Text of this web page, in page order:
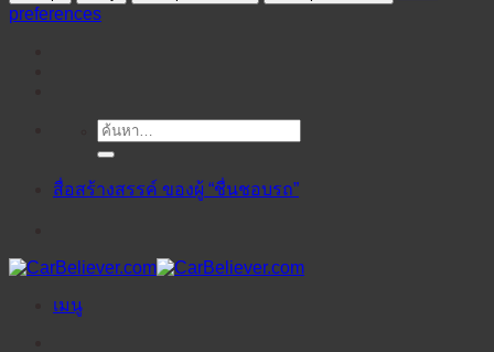
preferences
ค้นหา:
สื่อสร้างสรรค์ ของผู้ “ชื่นชอบรถ”
เมนู